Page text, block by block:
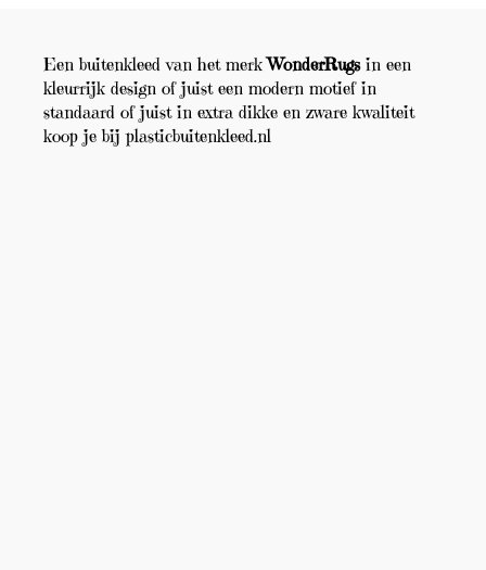
Een buitenkleed van het merkWonderRugsin een
kleurrijk design of juist een modern motief in
standaard of juist in extra dikke en zware kwaliteit
koop je bij plasticbuitenkleed.nl